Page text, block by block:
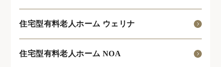
住宅型有料老人ホーム ウェリナ
住宅型有料老人ホーム NOA